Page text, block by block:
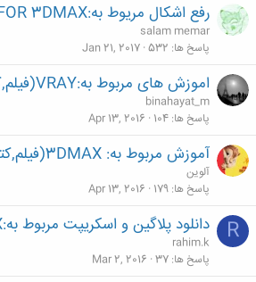
رفع اشکال مریوط به:VRAY FOR 3DMAX
salam memar
پاسخ ها 532
Jan 21, 2017
اموزش های مربوط به:VRAY(فیلم,کتاب,سایت)
binahayat_m
پاسخ ها 104
Apr 13, 2016
آموزش مربوط به: 3DMAX(فیلم,کتاب,سایت)
آلوین
پاسخ ها 179
Apr 13, 2016
R دانلود پلاگین و اسکریپت مربوط به:3DMAX
rahim.k
پاسخ ها 37
Mar 2, 2016